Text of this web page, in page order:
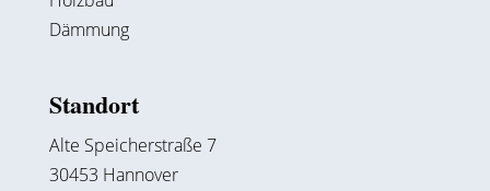
Dämmung
Standort
Alte Speicherstraße 7
30453 Hannover